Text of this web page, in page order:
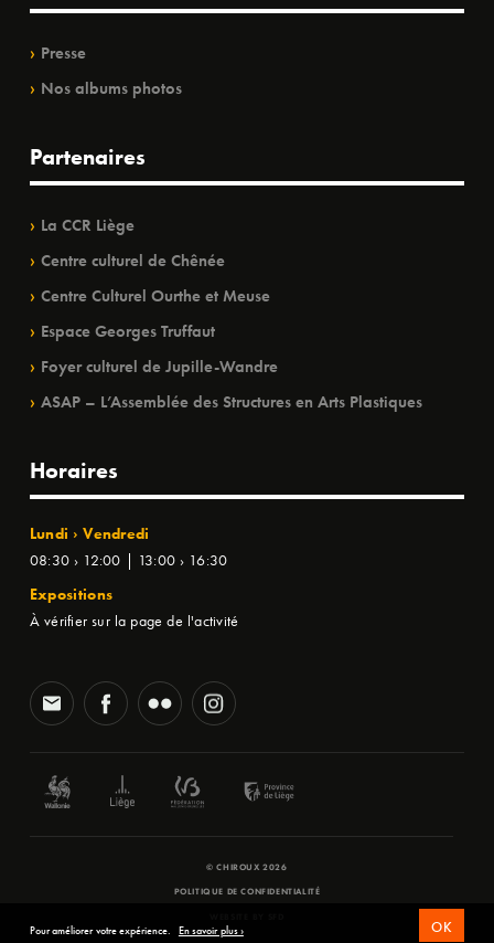
Presse
Nos albums photos
Partenaires
La CCR Liège
Centre culturel de Chênée
Centre Culturel Ourthe et Meuse
Espace Georges Truffaut
Foyer culturel de Jupille-Wandre
ASAP – L’Assemblée des Structures en Arts Plastiques
Horaires
Lundi › Vendredi
08:30 › 12:00 | 13:00 › 16:30
Expositions
À vérifier sur la page de l'activité
© CHIROUX 2026
POLITIQUE DE CONFIDENTIALITÉ
Pour améliorer votre expérience. En savoir plus › OK